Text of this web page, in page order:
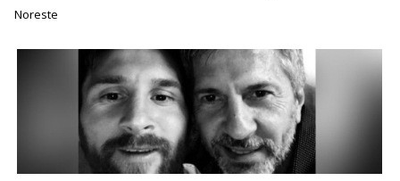
Noreste